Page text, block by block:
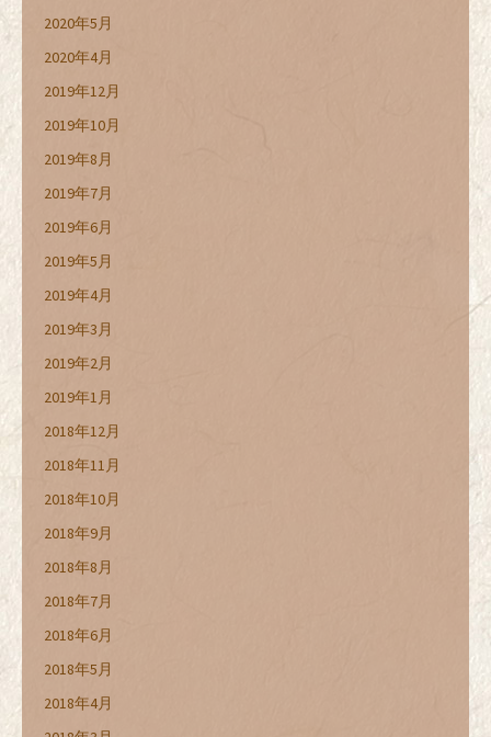
2020年5月
2020年4月
2019年12月
2019年10月
2019年8月
2019年7月
2019年6月
2019年5月
2019年4月
2019年3月
2019年2月
2019年1月
2018年12月
2018年11月
2018年10月
2018年9月
2018年8月
2018年7月
2018年6月
2018年5月
2018年4月